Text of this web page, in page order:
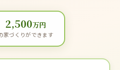
2,500万円
家づくりができます